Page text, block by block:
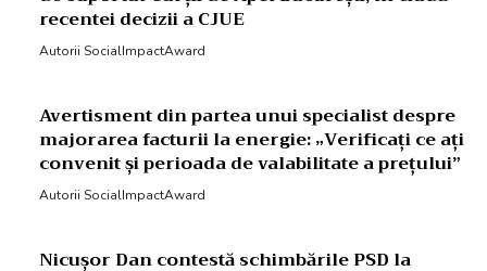
recentei decizii a CJUE
Autorii SocialImpactAward
Avertisment din partea unui specialist despre
majorarea facturii la energie: „Verificați ce ați
convenit și perioada de valabilitate a prețului”
Autorii SocialImpactAward
Nicușor Dan contestă schimbările PSD la